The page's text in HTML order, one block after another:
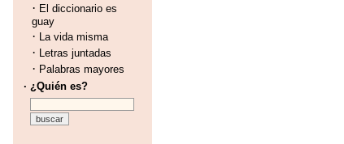
· El diccionario es
guay
· La vida misma
· Letras juntadas
· Palabras mayores
· ¿Quién es?